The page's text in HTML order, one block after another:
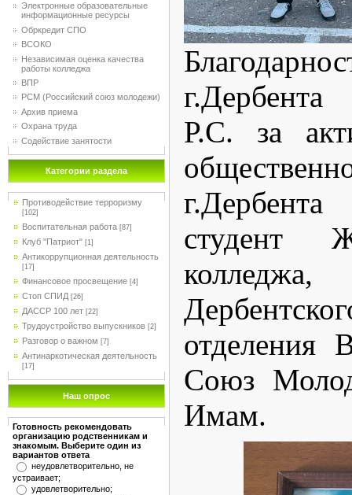
Электронные образовательные
информационные ресурсы
Обркредит СПО
ВСОКО
Независимая оценка качества
работы колледжа
ВПР
РСМ (Российский союз молодежи)
Архив приема
Охрана труда
Содействие занятости
Категории раздела
Противодействие терроризму
[102]
Воспитательная работа [87]
Клуб "Патриот" [1]
Антикоррупционная деятельность
[17]
Финансовое просвещение [4]
Стоп СПИД [26]
ДАССР 100 лет [22]
Трудоустройство выпускников [2]
Разговор о важном [7]
Антинаркотическая деятельность
[17]
Наш опрос
Готовность рекомендовать
организацию родственникам и
знакомым. Выберите один из
вариантов ответа
неудовлетворительно, не
устраивает;
удовлетворительно;
Р.С. за
студент
отделения
Союз
Имам.